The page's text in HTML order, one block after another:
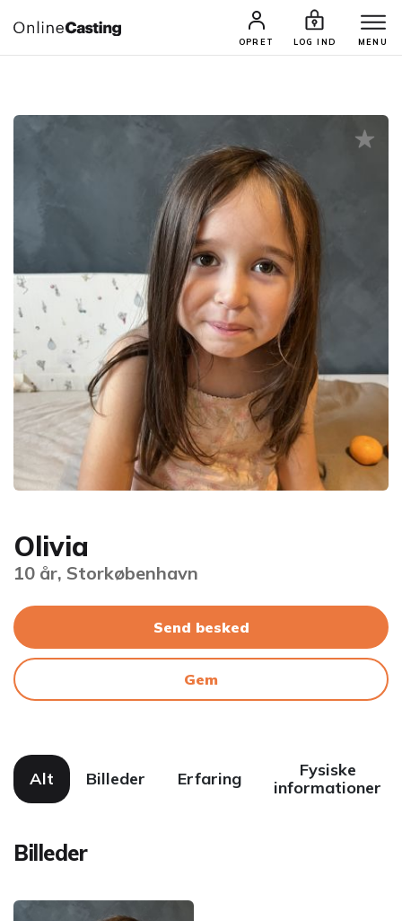
OPRET LOG IND MENU
CASTINGS & JOBS SØG PROFIL
Olivia
10 år, Storkøbenhavn
Send besked
Gem
Alt Billeder Erfaring
Fysiske
informationer
Billeder